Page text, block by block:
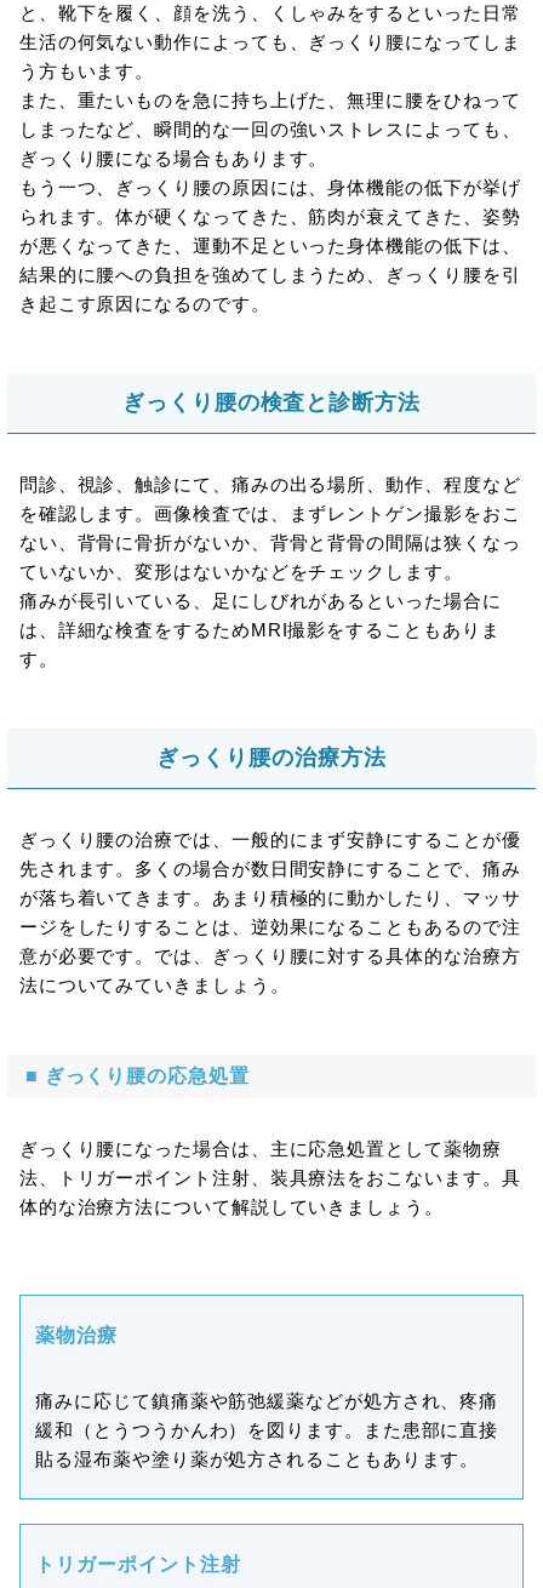
と、靴下を履く、顔を洗う、くしゃみをするといった日常
生活の何気ない動作によっても、ぎっくり腰になってしま
う方もいます。
また、重たいものを急に持ち上げた、無理に腰をひねって
しまったなど、瞬間的な一回の強いストレスによっても、
ぎっくり腰になる場合もあります。
もう一つ、ぎっくり腰の原因には、身体機能の低下が挙げ
られます。体が硬くなってきた、筋肉が衰えてきた、姿勢
が悪くなってきた、運動不足といった身体機能の低下は、
結果的に腰への負担を強めてしまうため、ぎっくり腰を引
き起こす原因になるのです。
ぎっくり腰の検査と診断方法
問診、視診、触診にて、痛みの出る場所、動作、程度など
を確認します。画像検査では、まずレントゲン撮影をおこ
ない、背骨に骨折がないか、背骨と背骨の間隔は狭くなっ
ていないか、変形はないかなどをチェックします。
痛みが長引いている、足にしびれがあるといった場合に
は、詳細な検査をするためMRI撮影をすることもありま
す。
ぎっくり腰の治療方法
ぎっくり腰の治療では、一般的にまず安静にすることが優
先されます。多くの場合が数日間安静にすることで、痛み
が落ち着いてきます。あまり積極的に動かしたり、マッサ
ージをしたりすることは、逆効果になることもあるので注
意が必要です。では、ぎっくり腰に対する具体的な治療方
法についてみていきましょう。
■ ぎっくり腰の応急処置
ぎっくり腰になった場合は、主に応急処置として薬物療
法、トリガーポイント注射、装具療法をおこないます。具
体的な治療方法について解説していきましょう。
薬物治療
痛みに応じて鎮痛薬や筋弛緩薬などが処方され、疼痛
緩和（とうつうかんわ）を図ります。また患部に直接
貼る湿布薬や塗り薬が処方されることもあります。
トリガーポイント注射